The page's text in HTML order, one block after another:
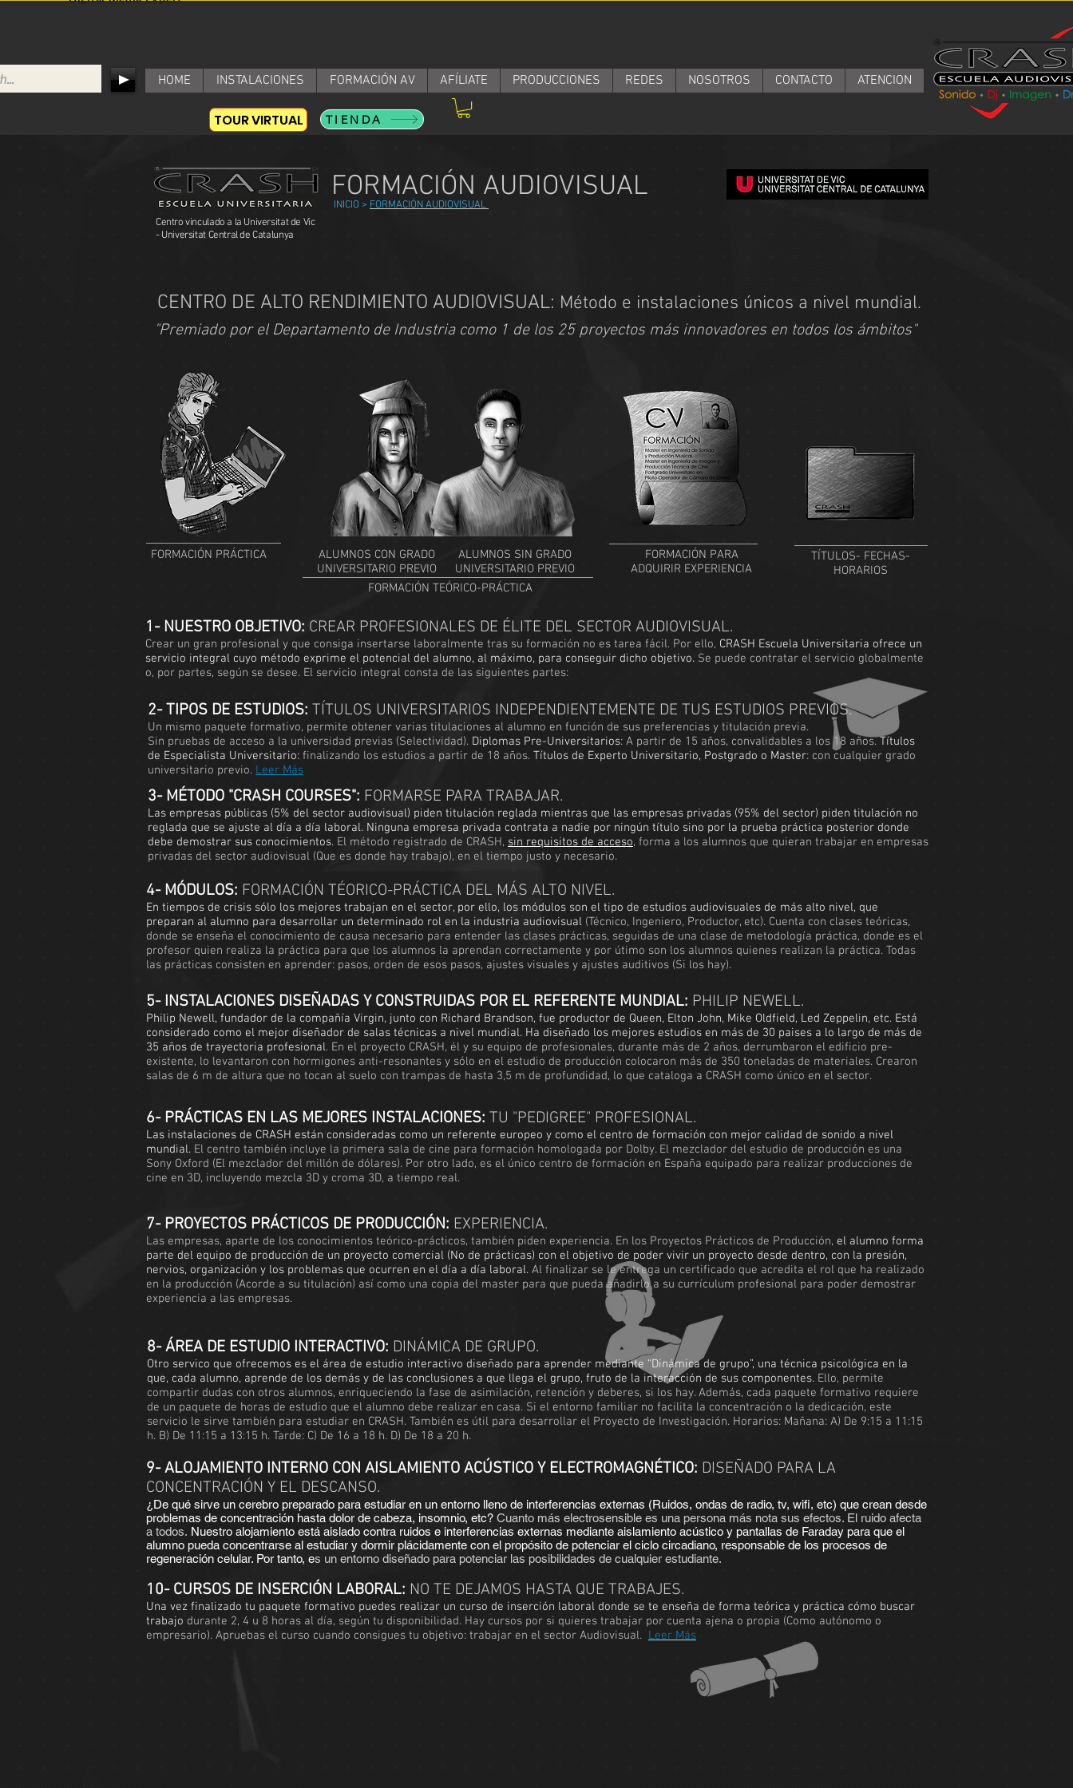
HOME INSTALACIONES FORMACIÓN AV AFÍLIATE PRODUCCIONES REDES NOSOTROS CONTACTO ATENCION
TIENDA
TOUR VIRTUAL
6- PRÁCTICAS EN LAS MEJORES INSTALACIONES: TU "PEDIGREE" PROFESIONAL.
Las instalaciones de CRASH están consideradas como un referente europeo y como el centro de formación con mejor calidad de sonido a nivel
mundial. El centro también incluye la primera sala de cine para formación homologada por Dolby. El mezclador del estudio de producción es una
Sony Oxford (El mezclador del millón de dólares). Por otro lado, es el único centro de formación en España equipado para realizar producciones de
cine en 3D, incluyendo mezcla 3D y croma 3D, a tiempo real.
8- ÁREA DE ESTUDIO INTERACTIVO: DINÁMICA DE GRUPO.
Otro servico que ofrecemos es el área de estudio interactivo diseñado para aprender mediante “Dinámica de grupo”, una técnica psicológica en la
que, cada alumno, aprende de los demás y de las conclusiones a que llega el grupo, fruto de la interacción de sus componentes. Ello, permite
compartir dudas con otros alumnos, enriqueciendo la fase de asimilación, retención y deberes, si los hay. Además, cada paquete formativo requiere
de un paquete de horas de estudio que el alumno debe realizar en casa. Si el entorno familiar no facilita la concentración o la dedicación, este
servicio le sirve también para estudiar en CRASH. También es útil para desarrollar el Proyecto de Investigación. Horarios: Mañana: A) De 9:15 a 11:15
h. B) De 11:15 a 13:15 h. Tarde: C) De 16 a 18 h. D) De 18 a 20 h.
7- PROYECTOS PRÁCTICOS DE PRODUCCIÓN: EXPERIENCIA.
Las empresas, aparte de los conocimientos teórico-prácticos, también piden experiencia. En los Proyectos Prácticos de Producción, el alumno forma
parte del equipo de producción de un proyecto comercial (No de prácticas) con el objetivo de poder vivir un proyecto desde dentro, con la presión,
nervios, organización y los problemas que ocurren en el día a día laboral. Al finalizar se le entrega un certificado que acredita el rol que ha realizado
en la producción (Acorde a su titulación) así como una copia del master para que pueda añadirlo a su currículum profesional para poder demostrar
experiencia a las empresas.
9- ALOJAMIENTO INTERNO CON AISLAMIENTO ACÚSTICO Y ELECTROMAGNÉTICO: DISEÑADO PARA LA
CONCENTRACIÓN Y EL DESCANSO.
¿De qué sirve un cerebro preparado para estudiar en un entorno lleno de interferencias externas (Ruidos, ondas de radio, tv, wifi, etc) que crean desde
problemas de concentración hasta dolor de cabeza, insomnio, etc? Cuanto más electrosensible es una persona más nota sus efectos. El ruido afecta
a todos. Nuestro alojamiento está aislado contra ruidos e interferencias externas mediante aislamiento acústico y pantallas de Faraday para que el
alumno pueda concentrarse al estudiar y dormir plácidamente con el propósito de potenciar el ciclo circadiano, responsable de los procesos de
regeneración celular. Por tanto, es un entorno diseñado para potenciar las posibilidades de cualquier estudiante.
10- CURSOS DE INSERCIÓN LABORAL: NO TE DEJAMOS HASTA QUE TRABAJES.
Una vez finalizado tu paquete formativo puedes realizar un curso de inserción laboral donde se te enseña de forma teórica y práctica cómo buscar
trabajo durante 2, 4 u 8 horas al día, según tu disponibilidad. Hay cursos por si quieres trabajar por cuenta ajena o propia (Como autónomo o
empresario). Apruebas el curso cuando consigues tu objetivo: trabajar en el sector Audiovisual. Leer Más
FORMACIÓN AUDIOVISUAL
3- MÉTODO "CRASH COURSES": FORMARSE PARA TRABAJAR.
Las empresas públicas (5% del sector audiovisual) piden titulación reglada mientras que las empresas privadas (95% del sector) piden titulación no
reglada que se ajuste al día a día laboral. Ninguna empresa privada contrata a nadie por ningún título sino por la prueba práctica posterior donde
debe demostrar sus conocimientos. El método registrado de CRASH, sin requisitos de acceso, forma a los alumnos que quieran trabajar en empresas
privadas del sector audiovisual (Que es donde hay trabajo), en el tiempo justo y necesario.
CENTRO DE ALTO RENDIMIENTO AUDIOVISUAL: Método e instalaciones únicos a nivel mundial.
"Premiado por el Departamento de Industria como 1 de los 25 proyectos más innovadores en todos los ámbitos"
2- TIPOS DE ESTUDIOS: TÍTULOS UNIVERSITARIOS INDEPENDIENTEMENTE DE TUS ESTUDIOS PREVIOS.
Un mismo paquete formativo, permite obtener varias titulaciones al alumno en función de sus preferencias y titulación previa.
Sin pruebas de acceso a la universidad previas (Selectividad). Diplomas Pre-Universitarios: A partir de 15 años, convalidables a los 18 años.Títulos
de Especialista Universitario: finalizando los estudios a partir de 18 años. Títulos de Experto Universitario, Postgrado o Master: con cualquier grado
universitario previo. Leer Más
5- INSTALACIONES DISEÑADAS Y CONSTRUIDAS POR EL REFERENTE MUNDIAL: PHILIP NEWELL.
Philip Newell, fundador de la compañía Virgin, junto con Richard Brandson, fue productor de Queen, Elton John, Mike Oldfield, Led Zeppelin, etc. Está
considerado como el mejor diseñador de salas técnicas a nivel mundial. Ha diseñado los mejores estudios en más de 30 paises a lo largo de más de
35 años de trayectoria profesional. En el proyecto CRASH, él y su equipo de profesionales, durante más de 2 años, derrumbaron el edificio pre-
existente, lo levantaron con hormigones anti-resonantes y sólo en el estudio de producción colocaron más de 350 toneladas de materiales. Crearon
salas de 6 m de altura que no tocan al suelo con trampas de hasta 3,5 m de profundidad, lo que cataloga a CRASH como único en el sector.
1- NUESTRO OBJETIVO: CREAR PROFESIONALES DE ÉLITE DEL SECTOR AUDIOVISUAL.
Crear un gran profesional y que consiga insertarse laboralmente tras su formación no es tarea fácil. Por ello, CRASH Escuela Universitaria ofrece un
servicio integral cuyo método exprime el potencial del alumno, al máximo, para conseguir dicho objetivo. Se puede contratar el servicio globalmente
o, por partes, según se desee. El servicio integral consta de las siguientes partes:
4- MÓDULOS: FORMACIÓN TÉORICO-PRÁCTICA DEL MÁS ALTO NIVEL.
En tiempos de crisis sólo los mejores trabajan en el sector, por ello, los módulos son el tipo de estudios audiovisuales de más alto nivel, que
preparan al alumno para desarrollar un determinado rol en la industria audiovisual (Técnico, Ingeniero, Productor, etc). Cuenta con clases teóricas,
donde se enseña el conocimiento de causa necesario para entender las clases prácticas, seguidas de una clase de metodología práctica, donde es el
profesor quien realiza la práctica para que los alumnos la aprendan correctamente y por útimo son los alumnos quienes realizan la práctica. Todas
las prácticas consisten en aprender: pasos, orden de esos pasos, ajustes visuales y ajustes auditivos (Si los hay).
INICIO > FORMACIÓN AUDIOVISUAL
Centro vinculado a la Universitat de Vic
- Universitat Central de Catalunya
FORMACIÓN PRÁCTICA
FORMACIÓN TEÓRICO-PRÁCTICA
FORMACIÓN PARA
ADQUIRIR EXPERIENCIA
TÍTULOS- FECHAS-
HORARIOS
ALUMNOS CON GRADO
UNIVERSITARIO PREVIO
ALUMNOS SIN GRADO
UNIVERSITARIO PREVIO